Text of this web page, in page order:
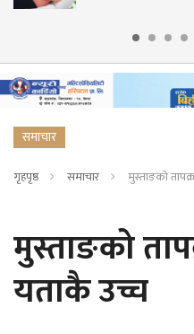
समाचार
गृहपृष्ठ समाचार मुस्ताङको
मुस्ताङको
यताकै उच्च